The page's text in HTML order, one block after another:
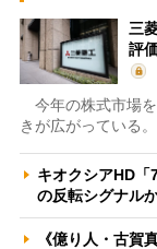
三
評
今年の株式市場
きが広がっている
キオクシアHD「
の反転シグナ
《億り人・古賀